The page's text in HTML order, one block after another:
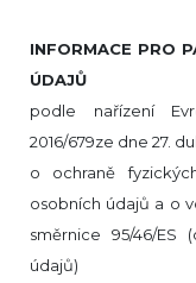
INFORMACE PRO
ÚDAJŮ
podle nařízení
2016/679ze dne 27.
o ochraně
osobních údajů a o
směrnice 95/46/ES
údajů)